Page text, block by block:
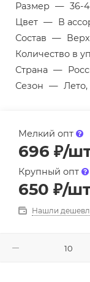
Размер — 36-
Цвет — В
Состав —
Количество в
Страна —
Сезон —
Мелкий опт
696 ₽/
Крупный опт
650 ₽/
Нашли